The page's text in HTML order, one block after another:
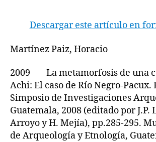
Descargar este artículo en
Martínez Paiz, Horacio
2009 La metamorfosis de una
Achi: El caso de Río Negro-Pacux.
Simposio de Investigaciones
Guatemala, 2008 (editado por J.P.
Arroyo y H. Mejía), pp.285-295.
de Arqueología y Etnología,